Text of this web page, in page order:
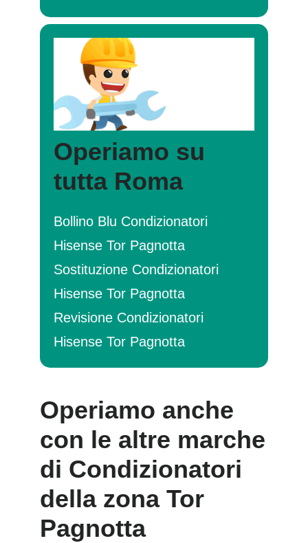
Operiamo su
tutta Roma
Bollino Blu Condizionatori
Hisense Tor Pagnotta
Sostituzione Condizionatori
Hisense Tor Pagnotta
Revisione Condizionatori
Hisense Tor Pagnotta
Operiamo anche
con le altre marche
di Condizionatori
della zona Tor
Pagnotta